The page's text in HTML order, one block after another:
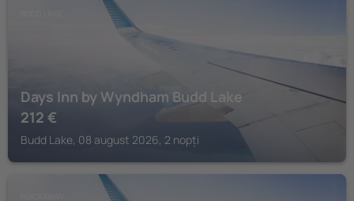
Days Inn by Wyndham Budd Lake
212 €
Budd Lake, 08 august 2026, 2 nopți